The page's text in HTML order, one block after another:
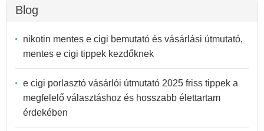
Blog
nikotin mentes e cigi bemutató és vásárlási útmutató,
mentes e cigi tippek kezdőknek
e cigi porlasztó vásárlói útmutató 2025 friss tippek a
megfelelő választáshoz és hosszabb élettartam
érdekében